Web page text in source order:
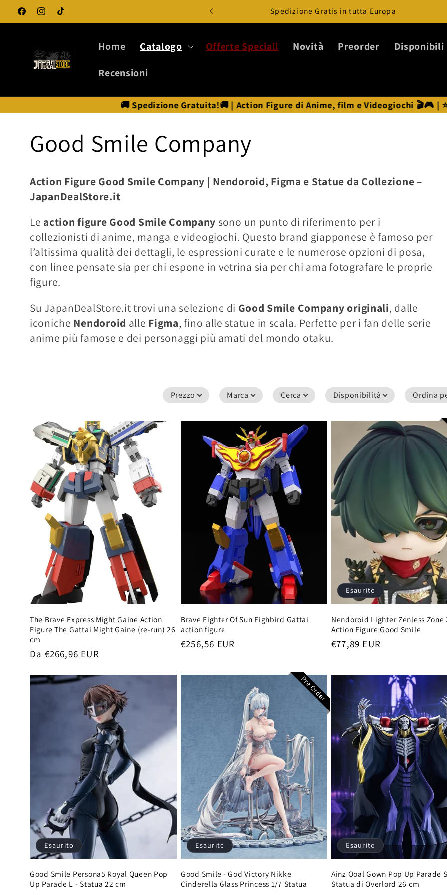
direttamente
ai contenuti
FacebookInstagram
TikTok
Spedizione Gratis in tutta Europa
Home Catalogo Offerte Speciali Novità Preorder Disponibili
Recensioni
🚚 Spedizione Gratuita!🚚 | Action Figure di Anime, film e Videogiochi 🎬🎮 | ⭐ Statue Anime ⭐
C
o
l
l
e
z
i
e
Good Smile Company
Action Figure Good Smile Company | Nendoroid, Figma e Statue da Collezione –
JapanDealStore.it
Le action figure Good Smile Company sono un punto di riferimento per i
collezionisti di anime, manga e videogiochi. Questo brand giapponese è famoso per
l’altissima qualità dei dettagli, le espressioni curate e le numerose opzioni di posa,
con linee pensate sia per chi espone in vetrina sia per chi ama fotografare le proprie
figure.
Su JapanDealStore.it trovi una selezione di Good Smile Company originali, dalle
iconiche Nendoroid alle Figma, fino alle statue in scala. Perfette per i fan delle serie
anime più famose e dei personaggi più amati del mondo otaku.
Prezzo Marca Cerca Disponibilità Ordina
The Brave Express Might Gaine Action
Figure The Gattai Might Gaine (re-run) 26
cm
Prezzo
listino
Da €266,96 EUR
Brave Fighter Of Sun Fighbird Gattai
action figure
Prezzo
€256,56 EUR
Esaurito
Nendoroid Lighter Zenless Zone
Action Figure Good Smile
Prezzo
€77,89 EUR
Esaurito
Good Smile Persona5 Royal Queen Pop
Up Parade L - Statua 22 cm
Esaurito
Pre Order
Good Smile - God Victory Nikke
Cinderella Glass Princess 1/7 Statua
Esaurito
Ainz Ooal Gown Pop Up Parade
Statua di Overlord 26 cm